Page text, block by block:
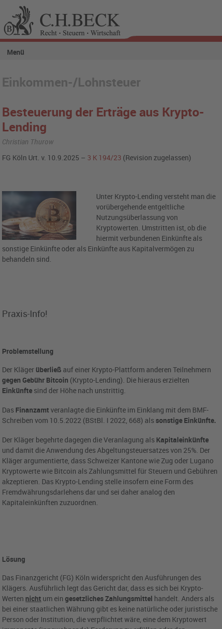
Menü
Einkommen-/Lohnsteuer
Besteuerung der Erträge aus Krypto-
Lending
Christian Thurow
FG Köln Urt. v. 10.9.2025 – 3 K 194/23 (Revision zugelassen)
Unter Krypto-Lending versteht man die
vorübergehende entgeltliche
Nutzungsüberlassung von
Kryptowerten. Umstritten ist, ob die
hiermit verbundenen Einkünfte als
sonstige Einkünfte oder als Einkünfte aus Kapitalvermögen zu
behandeln sind.
Praxis-Info!
Problemstellung
Der Kläger überließ auf einer Krypto-Plattform anderen Teilnehmern
gegen Gebühr Bitcoin (Krypto-Lending). Die hieraus erzielten
Einkünfte sind der Höhe nach unstrittig.
Das Finanzamtveranlagte die Einkünfte im Einklang mit dem BMF-
Schreiben vom 10.5.2022 (BStBl. I 2022, 668) alssonstige Einkünfte.
Der Kläger begehrte dagegen die Veranlagung als Kapitaleinkünfte
und damit die Anwendung des Abgeltungsteuersatzes von 25%. Der
Kläger argumentierte, dass Schweizer Kantone wie Zug oder Lugano
Kryptowerte wie Bitcoin als Zahlungsmittel für Steuern und Gebühren
akzeptieren. Das Krypto-Lending stelle insofern eine Form des
Fremdwährungsdarlehens dar und sei daher analog den
Kapitaleinkünften zuzuordnen.
Lösung
Das Finanzgericht (FG) Köln widerspricht den Ausführungen des
Klägers. Ausführlich legt das Gericht dar, dass es sich bei Krypto-
Werten nicht um eingesetzliches Zahlungsmittel handelt. Anders als
bei einer staatlichen Währung gibt es keine natürliche oder juristische
Person oder Institution, die verpflichtet wäre, eine dem Kryptowert